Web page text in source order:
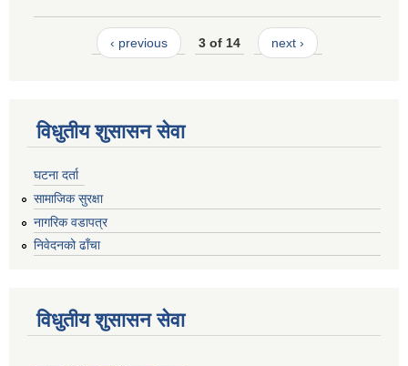
‹ previous 3 of 14 next ›
विधुतीय शुसासन सेवा
घटना दर्ता
सामाजिक सुरक्षा
नागरिक वडापत्र
निवेदनको ढाँचा
विधुतीय शुसासन सेवा